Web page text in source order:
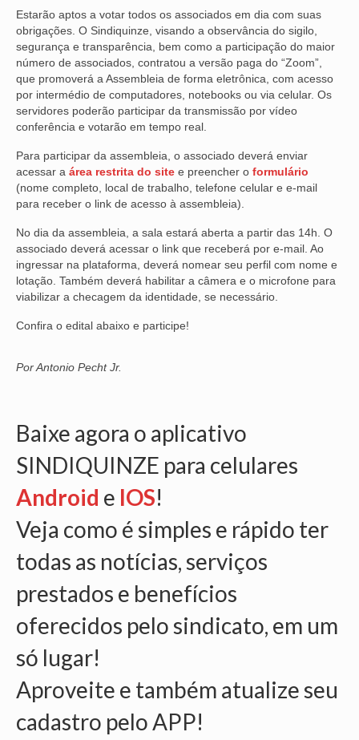
VÍDEOS
CONVÊNIOS
SINDICALIZE-SE
JURÍDICO
NÚCLEOS
APOSENTADOS
ANALISTAS JUDICIÁRIOS
ACESSIBILIDADE E INCLUSÃO
LGBTQIA+
TECNOLOGIA DA INFORMAÇÃO
Estarão aptos a votar todos os associados em dia com suas
obrigações. O Sindiquinze, visando a observância do sigilo,
segurança e transparência, bem como a participação do maior
número de associados, contratou a versão paga do “Zoom”,
que promoverá a Assembleia de forma eletrônica, com acesso
por intermédio de computadores, notebooks ou via celular. Os
servidores poderão participar da transmissão por vídeo
conferência e votarão em tempo real.
Para participar da assembleia, o associado deverá enviar
acessar a área restrita do site e preencher o formulário
(nome completo, local de trabalho, telefone celular e e-mail
para receber o link de acesso à assembleia).
No dia da assembleia, a sala estará aberta a partir das 14h. O
associado deverá acessar o link que receberá por e-mail. Ao
ingressar na plataforma, deverá nomear seu perfil com nome e
lotação. Também deverá habilitar a câmera e o microfone para
viabilizar a checagem da identidade, se necessário.
Confira o edital abaixo e participe!
Por Antonio Pecht Jr.
Baixe agora o aplicativo
SINDIQUINZE para celulares
Android e IOS!
Veja como é simples e rápido ter
todas as notícias, serviços
prestados e benefícios
oferecidos pelo sindicato, em um
só lugar!
Aproveite e também atualize seu
cadastro pelo APP!